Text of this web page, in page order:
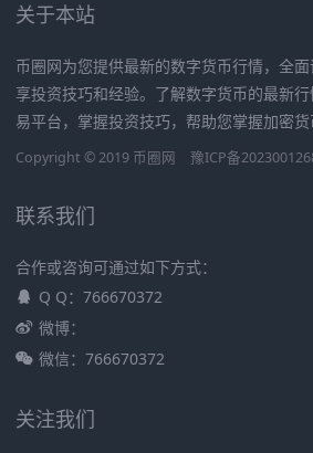
关于本站
币圈网为您提供最新的数字货币行情，全
享投资技巧和经验。了解数字货币的最新
易平台，掌握投资技巧，帮助您掌握加密货
Copyright © 2019 币圈网 豫ICP备
联系我们
合作或咨询可通过如下方式：
Q Q：766670372
微博：
微信：766670372
关注我们